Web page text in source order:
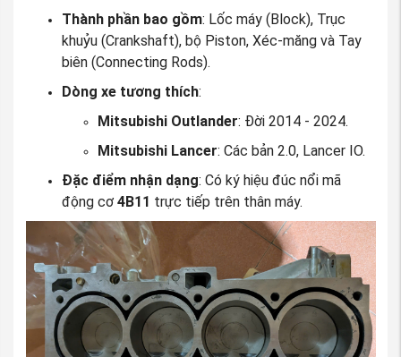
Thành phần bao gồm: Lốc máy (Block), Trục
khuỷu (Crankshaft), bộ Piston, Xéc-măng và Tay
biên (Connecting Rods).
Dòng xe tương thích:
Mitsubishi Outlander: Đời 2014 - 2024.
Mitsubishi Lancer: Các bản 2.0, Lancer IO.
Đặc điểm nhận dạng: Có ký hiệu đúc nổi mã
động cơ 4B11 trực tiếp trên thân máy.